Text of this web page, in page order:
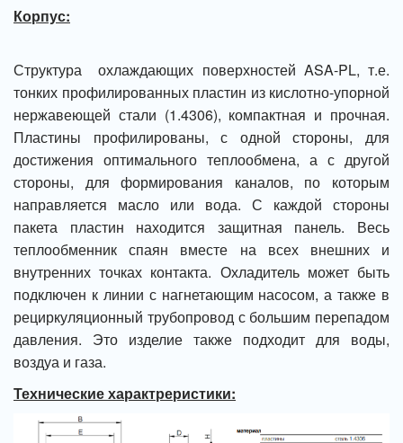
Корпус:
Структура охлаждающих поверхностей ASA-PL, т.е.
тонких профилированных пластин из кислотно-упорной
нержавеющей стали (1.4306), компактная и прочная.
Пластины профилированы, с одной стороны, для
достижения оптимального теплообмена, а с другой
стороны, для формирования каналов, по которым
направляется масло или вода. С каждой стороны
пакета пластин находится защитная панель. Весь
теплообменник спаян вместе на всех внешних и
внутренних точках контакта. Охладитель может быть
подключен к линии с нагнетающим насосом, а также в
рециркуляционный трубопровод с большим перепадом
давления. Это изделие также подходит для воды,
воздуа и газа.
Технические характреристики: